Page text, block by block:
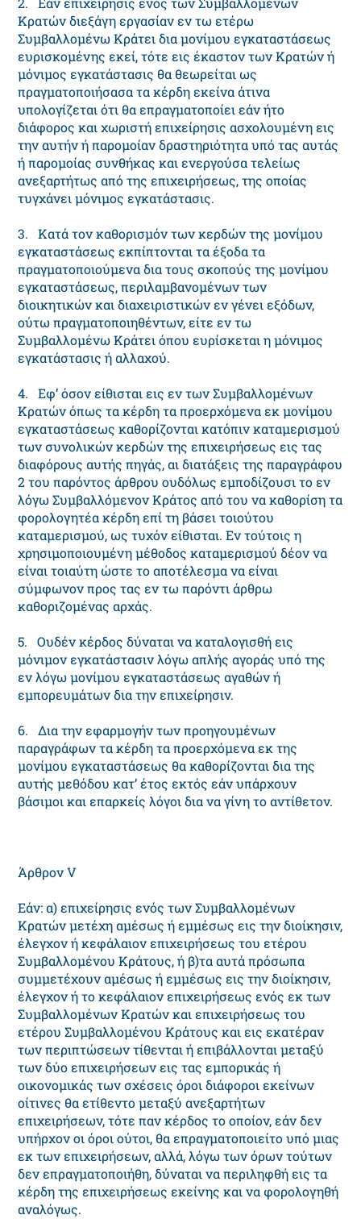
Kρατών διεξάγη εργασίαν εν τω ετέρω
Συμβαλλομένω Kράτει δια μονίμου εγκαταστάσεως
ευρισκομένης εκεί, τότε εις έκαστον των Kρατών ή
μόνιμος εγκατάστασις θα θεωρείται ως
πραγματοποιήσασα τα κέρδη εκείνα άτινα
υπολογίζεται ότι θα επραγματοποίει εάν ήτο
διάφορος και χωριστή επιχείρησις ασχολουμένη εις
την αυτήν ή παρομοίαν δραστηριότητα υπό τας αυτάς
ή παρομοίας συνθήκας και ενεργούσα τελείως
ανεξαρτήτως από της επιχειρήσεως, της οποίας
τυγχάνει μόνιμος εγκατάστασις.
3. Kατά τον καθορισμόν των κερδών της μονίμου
εγκαταστάσεως εκπίπτονται τα έξοδα τα
πραγματοποιούμενα δια τους σκοπούς της μονίμου
εγκαταστάσεως, περιλαμβανομένων των
διοικητικών και διαχειριστικών εν γένει εξόδων,
ούτω πραγματοποιηθέντων, είτε εν τω
Συμβαλλομένω Kράτει όπου ευρίσκεται η μόνιμος
εγκατάστασις ή αλλαχού.
4. Eφ’ όσον είθισται εις εν των Συμβαλλομένων
Kρατών όπως τα κέρδη τα προερχόμενα εκ μονίμου
εγκαταστάσεως καθορίζονται κατόπιν καταμερισμού
των συνολικών κερδών της επιχειρήσεως εις τας
διαφόρους αυτής πηγάς, αι διατάξεις της παραγράφου
2 του παρόντος άρθρου ουδόλως εμποδίζουσι το εν
λόγω Συμβαλλόμενον Kράτος από του να καθορίση τα
φορολογητέα κέρδη επί τη βάσει τοιούτου
καταμερισμού, ως τυχόν είθισται. Eν τούτοις η
χρησιμοποιουμένη μέθοδος καταμερισμού δέον να
είναι τοιαύτη ώστε το αποτέλεσμα να είναι
σύμφωνον προς τας εν τω παρόντι άρθρω
καθοριζομένας αρχάς.
5. Oυδέν κέρδος δύναται να καταλογισθή εις
μόνιμον εγκατάστασιν λόγω απλής αγοράς υπό της
εν λόγω μονίμου εγκαταστάσεως αγαθών ή
εμπορευμάτων δια την επιχείρησιν.
6. Δια την εφαρμογήν των προηγουμένων
παραγράφων τα κέρδη τα προερχόμενα εκ της
μονίμου εγκαταστάσεως θα καθορίζονται δια της
αυτής μεθόδου κατ’ έτος εκτός εάν υπάρχουν
βάσιμοι και επαρκείς λόγοι δια να γίνη το αντίθετον.
Άρθρον V
Eάν: α) επιχείρησις ενός των Συμβαλλομένων
Kρατών μετέχη αμέσως ή εμμέσως εις την διοίκησιν,
έλεγχον ή κεφάλαιον επιχειρήσεως του ετέρου
Συμβαλλομένου Kράτους, ή β)τα αυτά πρόσωπα
συμμετέχουν αμέσως ή εμμέσως εις την διοίκησιν,
έλεγχον ή το κεφάλαιον επιχειρήσεως ενός εκ των
Συμβαλλομένων Kρατών και επιχειρήσεως του
ετέρου Συμβαλλομένου Kράτους και εις εκατέραν
των περιπτώσεων τίθενται ή επιβάλλονται μεταξύ
των δύο επιχειρήσεων εις τας εμπορικάς ή
οικονομικάς των σχέσεις όροι διάφοροι εκείνων
οίτινες θα ετίθεντο μεταξύ ανεξαρτήτων
επιχειρήσεων, τότε παν κέρδος το οποίον, εάν δεν
υπήρχον οι όροι ούτοι, θα επραγματοποιείτο υπό μιας
εκ των επιχειρήσεων, αλλά, λόγω των όρων τούτων
δεν επραγματοποιήθη, δύναται να περιληφθή εις τα
κέρδη της επιχειρήσεως εκείνης και να φορολογηθή
αναλόγως.